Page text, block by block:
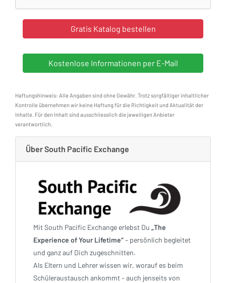
Haftungshinweis: Alle Angaben sind ohne Gewähr. Trotz sorgfältiger inhaltlicher
Kontrolle übernehmen wir keine Haftung für die Richtigkeit und Aktualität der
Inhalte. Für den Inhalt sind ausschliesslich die jeweiligen Anbieter
verantwortlich.
Über South Pacific Exchange
Mit South Pacific Exchange erlebst Du „The
Experience of Your Lifetime“– persönlich begleitet
und ganz auf Dich zugeschnitten.
Als Eltern und Lehrer wissen wir, worauf es beim
Schüleraustausch ankommt – auch jenseits von